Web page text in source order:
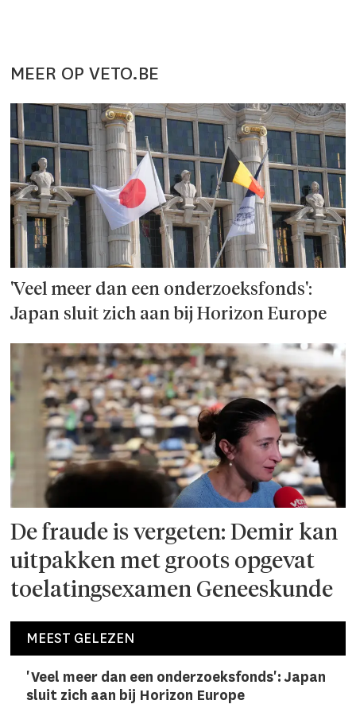
MEER OP VETO.BE
'Veel meer dan een onderzoeks­fonds':
Japan sluit zich aan bij Horizon Europe
De fraude is vergeten: Demir kan
uitpakken met groots opgevat
toelatingsexamen Geneeskunde
MEEST GELEZEN
'Veel meer dan een onderzoeks­fonds': Japan
sluit zich aan bij Horizon Europe